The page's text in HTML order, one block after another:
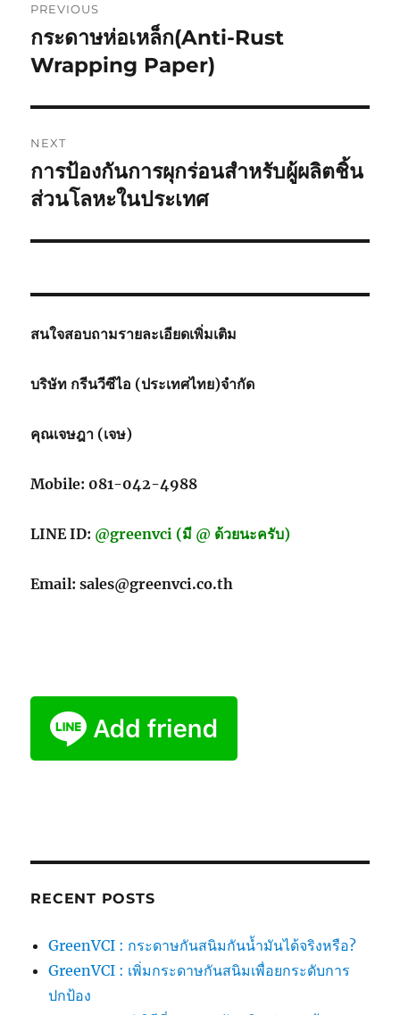
navigation
PREVIOUS
Previous
post:
กระดาษห่อเหล็ก(Anti-Rust
Wrapping Paper)
NEXT
Next
post:
การป้องกันการผุกร่อนสำหรับผู้ผลิตชิ้น
ส่วนโลหะในประเทศ
สนใจสอบถามรายละเอียดเพิ่มเติม
บริษัท กรีนวีซีไอ (ประเทศไทย)จำกัด
คุณเจษฎา (เจษ)
Mobile: 081-042-4988
LINE ID: @greenvci (มี @ ด้วยนะครับ)
Email: sales@greenvci.co.th
RECENT POSTS
GreenVCI : กระดาษกันสนิมกันน้ำมันได้จริงหรือ?
GreenVCI : เพิ่มกระดาษกันสนิมเพื่อยกระดับการ
ปกป้อง